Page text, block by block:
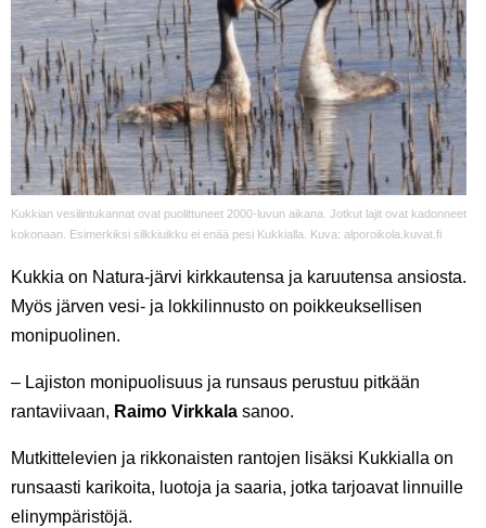
Kukkian vesilintukannat ovat puolittuneet 2000-luvun aikana. Jotkut lajit ovat kadonneet
kokonaan. Esimerkiksi silkkiuikku ei enää pesi Kukkialla. Kuva: alporoikola.kuvat.fi
Kukkia on Natura-järvi kirkkautensa ja karuutensa ansiosta.
Myös järven vesi- ja lokkilinnusto on poikkeuksellisen
monipuolinen.
– Lajiston monipuolisuus ja runsaus perustuu pitkään
rantaviivaan, Raimo Virkkala sanoo.
Mutkittelevien ja rikkonaisten rantojen lisäksi Kukkialla on
runsaasti karikoita, luotoja ja saaria, jotka tarjoavat linnuille
elinympäristöjä.